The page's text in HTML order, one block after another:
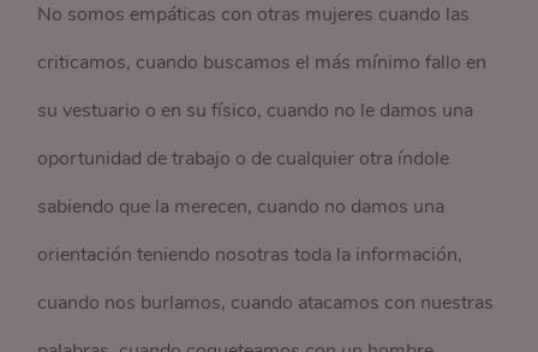
No somos empáticas con otras mujeres cuando las
criticamos, cuando buscamos el más mínimo fallo en
su vestuario o en su físico, cuando no le damos una
oportunidad de trabajo o de cualquier otra índole
sabiendo que la merecen, cuando no damos una
orientación teniendo nosotras toda la información,
cuando nos burlamos, cuando atacamos con nuestras